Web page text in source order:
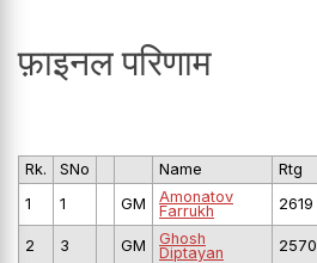
फ़ाइनल परिणाम
Rk. SNo Name Rtg
1
1 GM
Amonatov
Farrukh
2619
2 3 GM
Ghosh
Diptayan
2570